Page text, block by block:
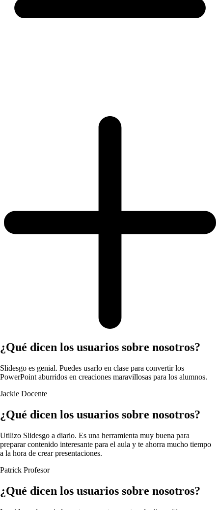
¿Qué dicen los usuarios sobre nosotros?
Slidesgo es genial. Puedes usarlo en clase para convertir los
PowerPoint aburridos en creaciones maravillosas para los alumnos.
Jackie Docente
¿Qué dicen los usuarios sobre nosotros?
Utilizo Slidesgo a diario. Es una herramienta muy buena para
preparar contenido interesante para el aula y te ahorra mucho tiempo
a la hora de crear presentaciones.
Patrick Profesor
¿Qué dicen los usuarios sobre nosotros?